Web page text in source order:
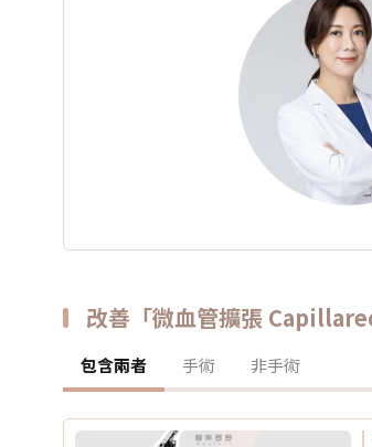
改善「微血管擴張
包含兩者 手術 非手術